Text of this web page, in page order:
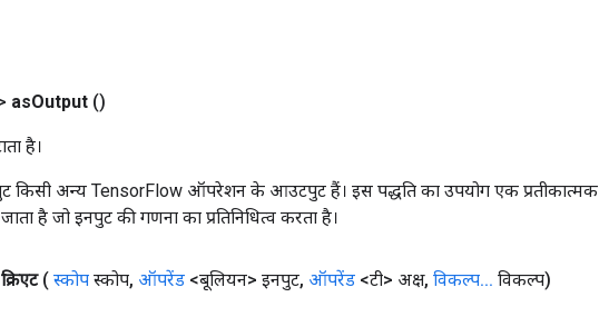
asOutput ()
है।
किसी अन्य TensorFlow ऑपरेशन के आउटपुट हैं। इस पद्धति का उपयोग एक प्रतीकात्मक
है जो इनपुट की गणना का प्रतिनिधित्व करता है।
क्रिएट ( स्कोप स्कोप, ऑपरेंड <बूलियन> इनपुट, ऑपरेंड <टी> अक्ष, विकल्प... विकल्प)